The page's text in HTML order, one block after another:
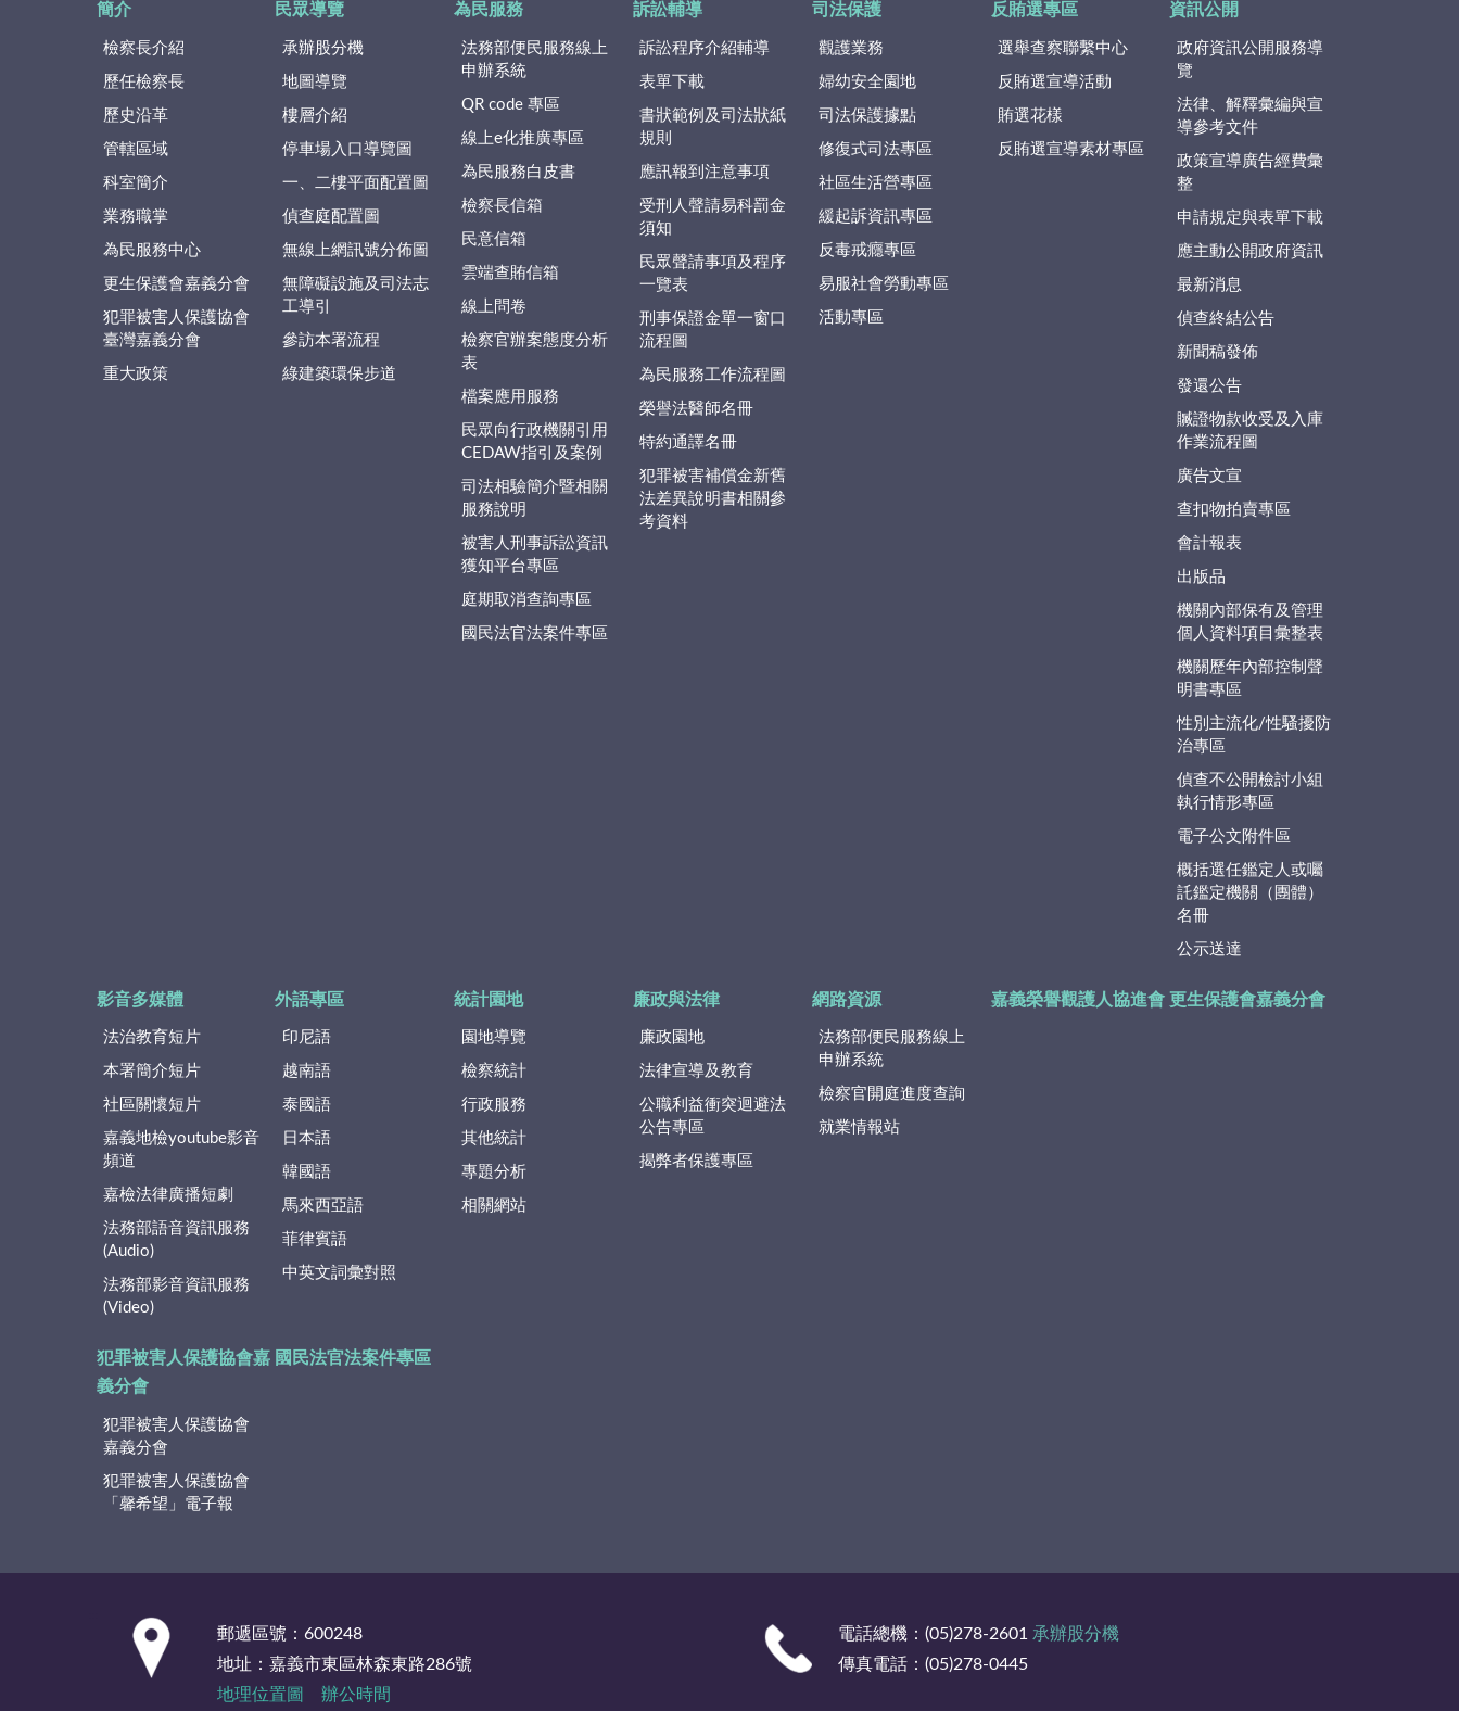
簡介
檢察長介紹
歷任檢察長
歷史沿革
管轄區域
科室簡介
業務職掌
為民服務中心
更生保護會嘉義分會
犯罪被害人保護協會
臺灣嘉義分會
重大政策
民眾導覽
承辦股分機
地圖導覽
樓層介紹
停車場入口導覽圖
一、二樓平面配置圖
偵查庭配置圖
無線上網訊號分佈圖
無障礙設施及司法志
工導引
參訪本署流程
綠建築環保步道
為民服務
法務部便民服務線上
申辦系統
QR code 專區
線上e化推廣專區
為民服務白皮書
檢察長信箱
民意信箱
雲端查賄信箱
線上問卷
檢察官辦案態度分析
表
檔案應用服務
民眾向行政機關引用
CEDAW指引及案例
司法相驗簡介暨相關
服務說明
被害人刑事訴訟資訊
獲知平台專區
庭期取消查詢專區
國民法官法案件專區
訴訟輔導
訴訟程序介紹輔導
表單下載
書狀範例及司法狀紙
規則
應訊報到注意事項
受刑人聲請易科罰金
須知
民眾聲請事項及程序
一覽表
刑事保證金單一窗口
流程圖
為民服務工作流程圖
榮譽法醫師名冊
特約通譯名冊
犯罪被害補償金新舊
法差異說明書相關參
考資料
司法保護
觀護業務
婦幼安全園地
司法保護據點
修復式司法專區
社區生活營專區
緩起訴資訊專區
反毒戒癮專區
易服社會勞動專區
活動專區
反賄選專區
選舉查察聯繫中心
反賄選宣導活動
賄選花樣
反賄選宣導素材專區
資訊公開
政府資訊公開服務導
覽
法律、解釋彙編與宣
導參考文件
政策宣導廣告經費彙
整
申請規定與表單下載
應主動公開政府資訊
最新消息
偵查終結公告
新聞稿發佈
發還公告
贓證物款收受及入庫
作業流程圖
廣告文宣
查扣物拍賣專區
會計報表
出版品
機關內部保有及管理
個人資料項目彙整表
機關歷年內部控制聲
明書專區
性別主流化/性騷擾防
治專區
偵查不公開檢討小組
執行情形專區
電子公文附件區
概括選任鑑定人或囑
託鑑定機關（團體）
名冊
公示送達
影音多媒體
法治教育短片
本署簡介短片
社區關懷短片
嘉義地檢youtube影音
頻道
嘉檢法律廣播短劇
法務部語音資訊服務
(Audio)
法務部影音資訊服務
(Video)
外語專區
印尼語
越南語
泰國語
日本語
韓國語
馬來西亞語
菲律賓語
中英文詞彙對照
統計園地
園地導覽
檢察統計
行政服務
其他統計
專題分析
相關網站
廉政與法律
廉政園地
法律宣導及教育
公職利益衝突迴避法
公告專區
揭弊者保護專區
網路資源
法務部便民服務線上
申辦系統
檢察官開庭進度查詢
就業情報站
嘉義榮譽觀護人協進會 更生保護會嘉義分會
犯罪被害人保護協會嘉
義分會
犯罪被害人保護協會
嘉義分會
犯罪被害人保護協會
「馨希望」電子報
國民法官法案件專區
郵遞區號：600248
地址：嘉義市東區林森東路286號
地理位置圖
辦公時間
電話總機：(05)278-2601 承辦股分機
傳真電話：(05)278-0445